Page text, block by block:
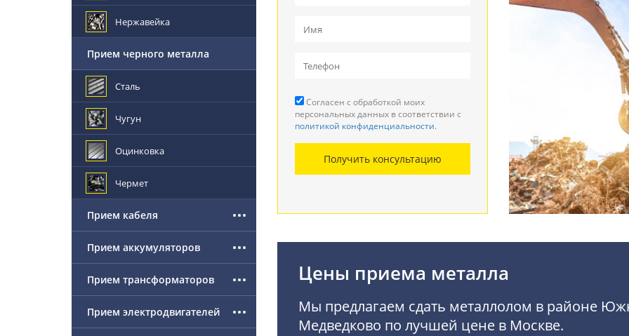
Прием кабеля
Резка металла
Демонтаж металлоконструкций
Покупка АКБ
Согласен с обработкой моих
персональных данных в соответствии с
политикой конфиденциальности.
Получить консультацию
Цены приема металла
Мы предлагаем сдать металлолом в районе
Медведково по лучшей цене в Москве.
Нержавейка
Прием черного металла
Сталь
Чугун
Оцинковка
Чермет
Прием кабеля
Прием аккумуляторов
Прием трансформаторов
Прием электродвигателей